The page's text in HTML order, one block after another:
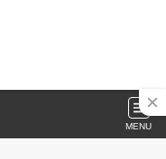
MENU